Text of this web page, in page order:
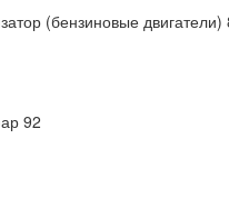
(бензиновые двигатели)
92